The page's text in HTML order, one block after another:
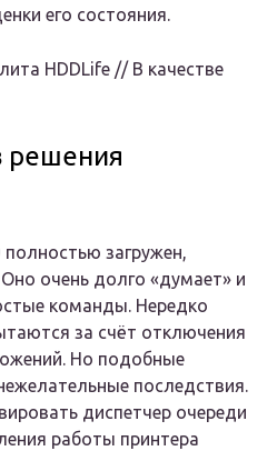
его состояния.
HDDLife // В качестве
решения
полностью загружен,
очень долго «думает» и
команды. Нередко
за счёт отключения
Но подобные
последствия.
диспетчер очереди
работы принтера